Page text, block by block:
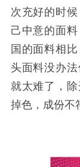
次充好的时
己中意的面
国的面料相
头面料没办
就太难了，
掉色，成份不